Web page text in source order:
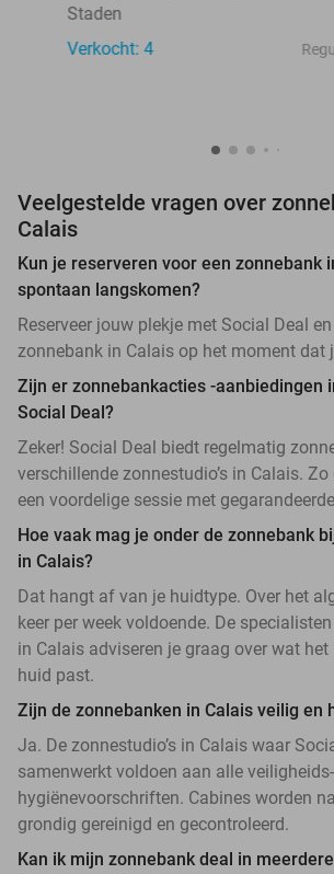
Staden
Verkocht: 4
Veelgestelde vragen over
Calais
Kun je reserveren voor een zonnebank
spontaan langskomen?
Reserveer jouw plekje met Social Deal
zonnebank in Calais op het moment dat
Zijn er zonnebankacties -aanbiedingen
Social Deal?
Zeker! Social Deal biedt regelmatig
verschillende zonnestudio’s in Calais.
een voordelige sessie met
Hoe vaak mag je onder de zonnebank
in Calais?
Dat hangt af van je huidtype. Over het
keer per week voldoende. De
in Calais adviseren je graag over wat
huid past.
Zijn de zonnebanken in Calais veilig en
Ja. De zonnestudio’s in Calais waar
samenwerkt voldoen aan alle
hygiënevoorschriften. Cabines worden
grondig gereinigd en gecontroleerd.
Kan ik mijn zonnebank deal in meerdere